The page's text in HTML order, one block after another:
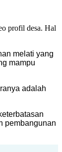
profil desa. Hal
melati yang
mampu
adalah
pembangunan